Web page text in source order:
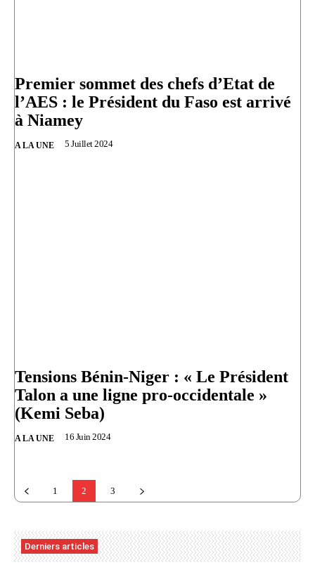
Premier sommet des chefs d’Etat de
l’AES : le Président du Faso est arrivé
à Niamey
A LA UNE 5 Juillet 2024
Tensions Bénin-Niger : « Le Président
Talon a une ligne pro-occidentale »
(Kemi Seba)
A LA UNE 16 Juin 2024
1 2 3
Derniers articles